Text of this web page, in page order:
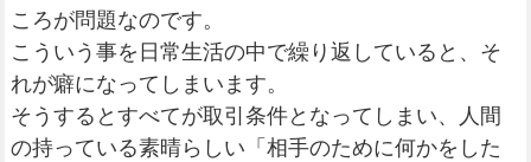
ころが問題なのです。
こういう事を日常生活の中で繰り返していると、そ
れが癖になってしまいます。
そうするとすべてが取引条件となってしまい、人間
の持っている素晴らしい「相手のために何かをした